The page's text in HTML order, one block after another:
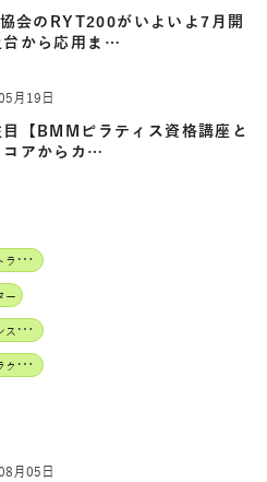
会のRYT200がいよいよ7月開
台から応用ま…
月19日
目【BMMピラティス資格講座と
コアからカ…
J
AHA認定ベビーヨガ＆ママヨガインストラクター
ー
J
AHA認定ベビーチャクラマッサージインストラクター
J
AHA認定リトル＆キッズヨガインストラクター
月05日